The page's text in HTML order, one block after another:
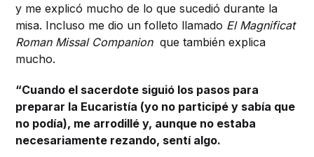
y me explicó mucho de lo que sucedió durante la
misa. Incluso me dio un folleto llamado El Magnificat
Roman Missal Companionque también explica
mucho.
“Cuando el sacerdote siguió los pasos para
preparar la Eucaristía (yo no participé y sabía que
no podía), me arrodillé y, aunque no estaba
necesariamente rezando, sentí algo.